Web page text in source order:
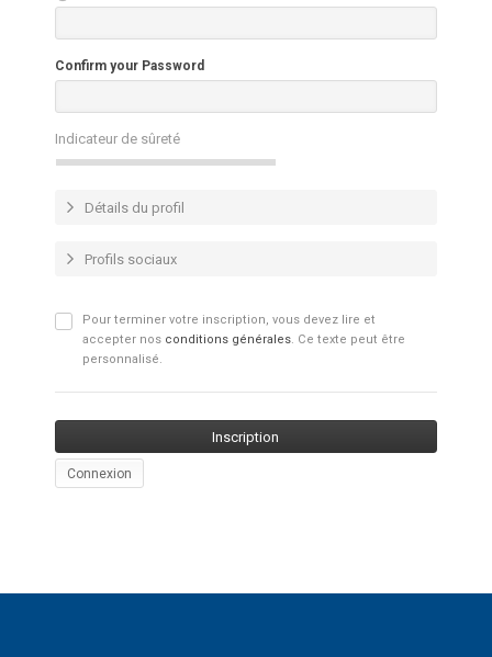
Confirm your Password
Indicateur de sûreté
Détails du profil
Profils sociaux
Pour terminer votre inscription, vous devez lire et
accepter nos conditions générales. Ce texte peut être
personnalisé.
Connexion